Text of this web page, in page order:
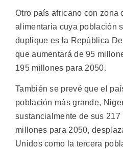
Otro país africano con zona
alimentaria cuya población
duplique es la República
que aumentará de 95
195 millones para 2050.
También se prevé que el
población más grande,
sustancialmente de sus
millones para 2050,
Unidos como la tercera